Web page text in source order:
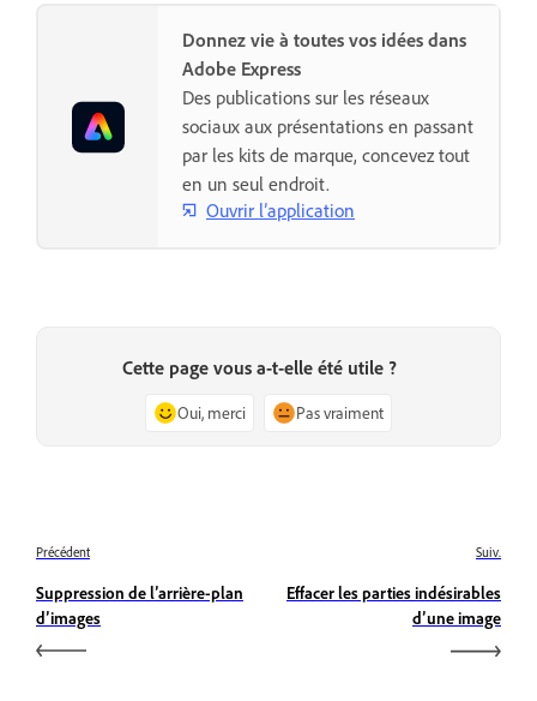
Donnez vie à toutes vos idées dans
Adobe Express
Des publications sur les réseaux
sociaux aux présentations en passant
par les kits de marque, concevez tout
en un seul endroit.
Ouvrir l’application
Cette page vous a-t-elle été utile ?
Oui, merci Pas vraiment
Précédent
Suppression de l’arrière-plan
d’images
Suiv.
Effacer les parties indésirables
d’une image